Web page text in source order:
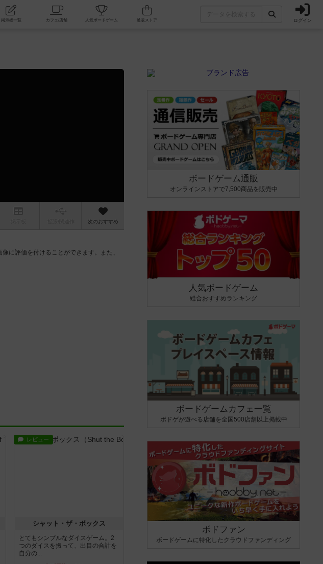
ニティ 掲示板一覧 カフェ/店舗 人気ボードゲーム ログイン
次のおすすめ
に評価を付けることができます。また、
レビュー
シャット・ザ・ボックス
とてもシンプルなダイスゲーム。2
つのダイスを振って、出目の合計を
自分の...
ボードゲーム通販
オンラインストアで7,500商品を販売中
人気ボードゲーム
総合おすすめランキング
ボードゲームカフェ一覧
ボドゲが遊べる店舗を全国500店舗以上掲載中
ボドファン
ボードゲームに特化したクラウドファンディング